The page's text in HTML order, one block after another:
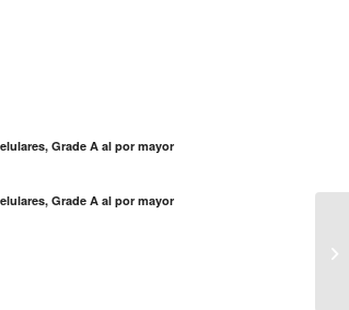
Grade A al por mayor
Grade A al por mayor